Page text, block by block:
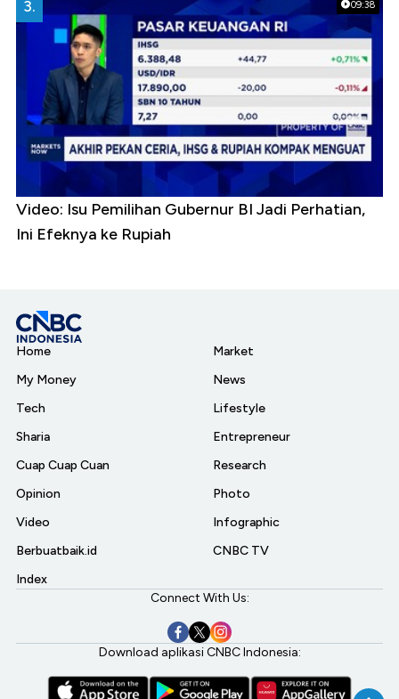
09:38
3.
Video: Isu Pemilihan Gubernur BI Jadi Perhatian,
Ini Efeknya ke Rupiah
Home
My Money
Tech
Sharia
Cuap Cuap Cuan
Opinion
Video
Berbuatbaik.id
Index
Market
News
Lifestyle
Entrepreneur
Research
Photo
Infographic
CNBC TV
Connect With Us:
Download aplikasi CNBC Indonesia: